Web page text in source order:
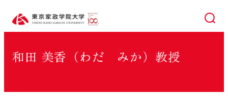
検索
和田 美香（わだ みか）教授